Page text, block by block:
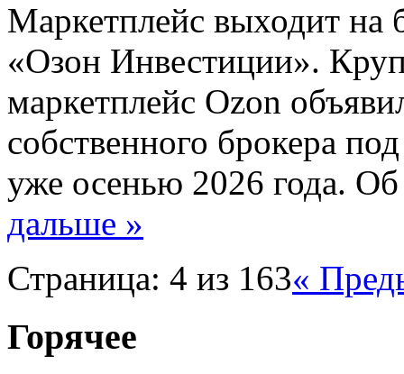
Маркетплейс выходит на
«Озон Инвестиции».
маркетплейс Ozon
собственного брокера
уже осенью 2026 года.
дальше »
Страница: 4 из 163«
Горячее